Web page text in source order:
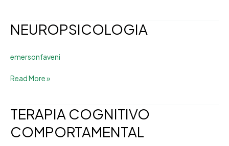
NEUROPSICOLOGIA
emersonfaveni
NEUROPSICOLOGIA
Read More »
TERAPIA COGNITIVO
COMPORTAMENTAL
TERAPIA
COMPORTAMENTAL